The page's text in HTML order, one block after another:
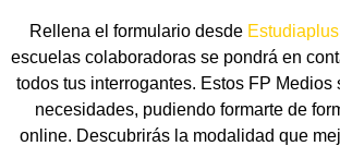
Rellena el formulario desde
escuelas colaboradoras se pondrá en
todos tus interrogantes. Estos FP Medios
necesidades, pudiendo formarte de
online. Descubrirás la modalidad que